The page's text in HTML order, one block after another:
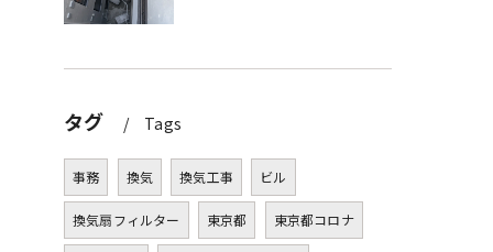
タグ Tags
事務 換気 換気工事 ビル
換気扇フィルター 東京都 東京都コロナ